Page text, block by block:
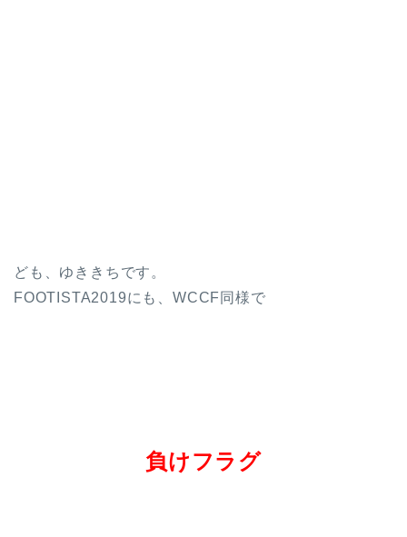
ども、ゆききちです。
FOOTISTA2019にも、WCCF同様で
負けフラグ